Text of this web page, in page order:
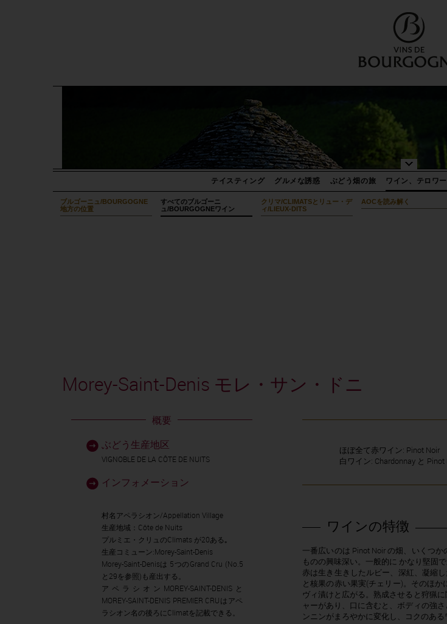
テイスティング グルメな誘惑 ぶどう畑の旅 ワイン、テロワ
ブルゴーニュ/BOURGOGNE
地方の位置
すべてのブルゴーニ
ュ/BOURGOGNEワイン
クリマ/CLIMATSとリュー・デ
ィ/LIEUX-DITS
AOCを読み解く
Morey-Saint-Denis モレ・サン・ドニ
ほぼ全て赤ワイン: Pinot Noir
白ワイン: Chardonnay と Pinot
ワインの特徴
一番広いのは Pinot Noir の畑、いくつ
ものの興味深い。一般的に かなり堅固で
赤は生き生きしたルビー、深紅、凝縮
と核果の赤い果実(チェリー)。そのほ
ヴィ漬けと広がる。熟成させると狩猟
ャーがあり、口に含むと、ボディの強
ンニンがまろやかに変化し、コクのある
概要
ぶどう生産地区
VIGNOBLE DE LA CÔTE DE NUITS
インフォメーション
村名アペラシオン/Appellation Village
生産地域：Côte de Nuits
プルミエ・クリュのClimats が20ある｡
生産コミューン:Morey-Saint-Denis
Morey-Saint-Denisは 5つのGrand Cru (No.5
と29を参照)も産出する。
アペラシオンMOREY-SAINT-DENISと
MOREY-SAINT-DENIS PREMIER CRUはアペ
ラシオン名の後ろにClimatを記載できる。